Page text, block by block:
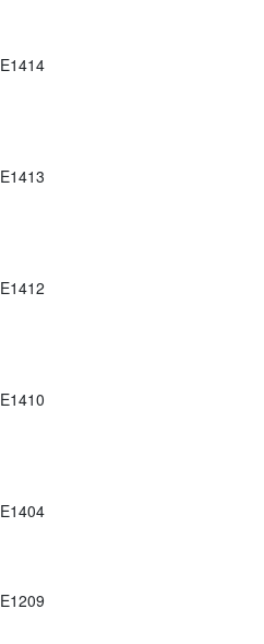
E1414
E1413
E1412
E1410
E1404
E1209